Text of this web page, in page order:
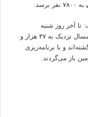
به ۷۸۰۰ نفر برسد.
تا آخر روز شنبه
(۳۱خرداد)، از ۸۶۷۰۰ هموطن اعزامی در حج امسال نزدیک به ۳۷ هزار و
بازگشته‌اند و با برنامه‌ریزی
باز می‌گردند.